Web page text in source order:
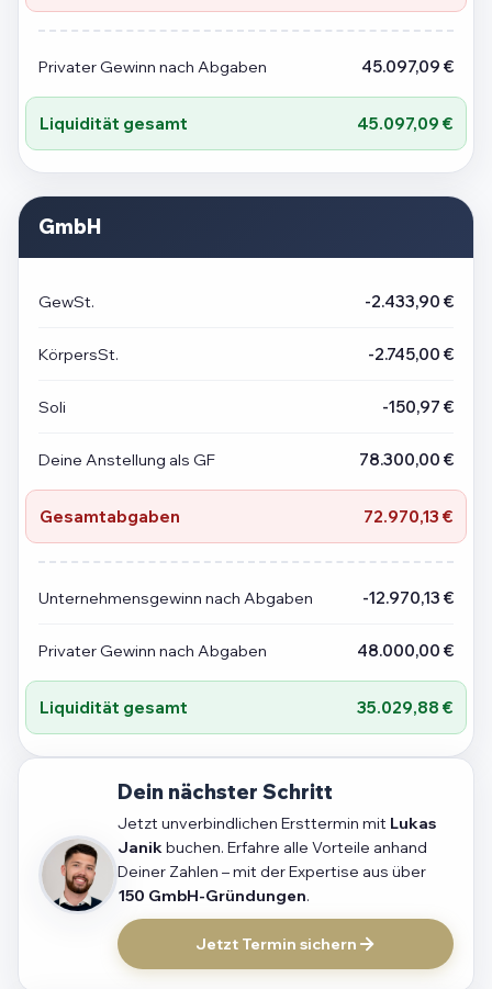
Privater Gewinn nach Abgaben 45.097,09 €
Liquidität gesamt 45.097,09 €
GmbH
GewSt. -2.433,90 €
KörpersSt. -2.745,00 €
Soli -150,97 €
Deine Anstellung als GF 78.300,00 €
Gesamtabgaben 72.970,13 €
Unternehmensgewinn nach Abgaben -12.970,13 €
Privater Gewinn nach Abgaben 48.000,00 €
Liquidität gesamt 35.029,88 €
Dein nächster Schritt
Jetzt unverbindlichen Ersttermin mit Lukas
Janikbuchen. Erfahre alle Vorteile anhand
Deiner Zahlen – mit der Expertise aus über
150 GmbH-Gründungen.
Jetzt Termin sichern